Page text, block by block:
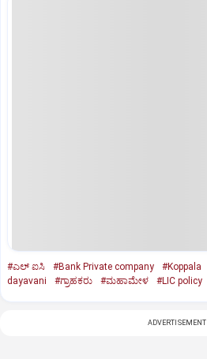
#ಎಲ್ ಐಸಿ #Bank Private company #Koppala
dayavani
#ಗ್ರಾಹಕರು #ಮಹಾಮೇಳ #LIC policy
ADVERTISEMENT